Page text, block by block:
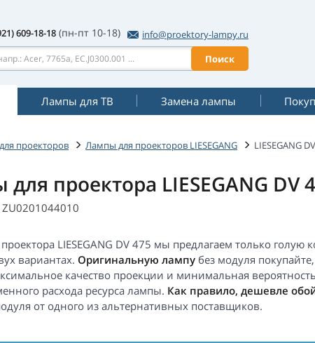
609-18-18 (пн-пт 10-18)
info@proektory-lampy.ru
Поиск
Лампы для ТВ Замена лампы
проекторов Лампы для проекторов LIESEGANG LIESEGANG
проектора LIESEGANG DV
LIESEGANG DV 475 мы предлагаем только голую
вариантах. Оригинальную лампу без модуля
качество проекции и минимальная
расхода ресурса лампы. Как правило, дешевле
от одного из альтернативных поставщиков.